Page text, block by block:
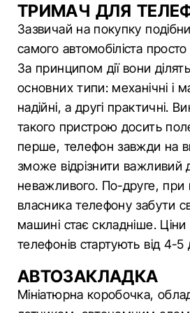
ТРИМАЧ ДЛЯ
Зазвичай на покупку
самого автомобіліста
За принципом дії вони
основних типи: механічні і
надійні, а другі практичні.
такого пристрою досить
перше, телефон завжди на
зможе відрізнити важливий
неважливого. По-друге, при
власника телефону забути
машині стає складніше.
телефонів стартують від 4-5
АВТОЗАКЛАДКА
Мініатюрна коробочка,